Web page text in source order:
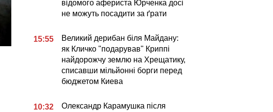
відомого афериста Юрченка досі
не можуть посадити за ґрати
15:55
Великий дерибан біля Майдану:
як Кличко "подарував" Криппі
найдорожчу землю на Хрещатику,
списавши мільйонні борги перед
бюджетом Киева
10:32
Олександр Карамушка після